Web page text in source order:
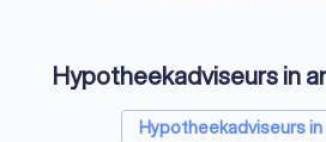
Rijscholen in
Relatietherapeuten in
Hypotheekadviseurs in
Hypotheekadviseurs in